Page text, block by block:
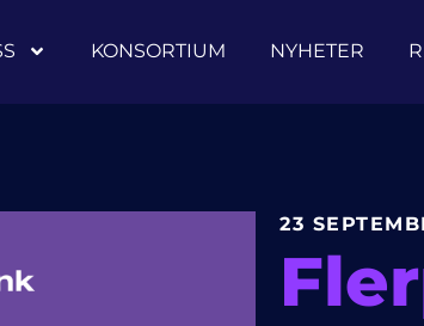
KONSORTIUM NYHETER
23